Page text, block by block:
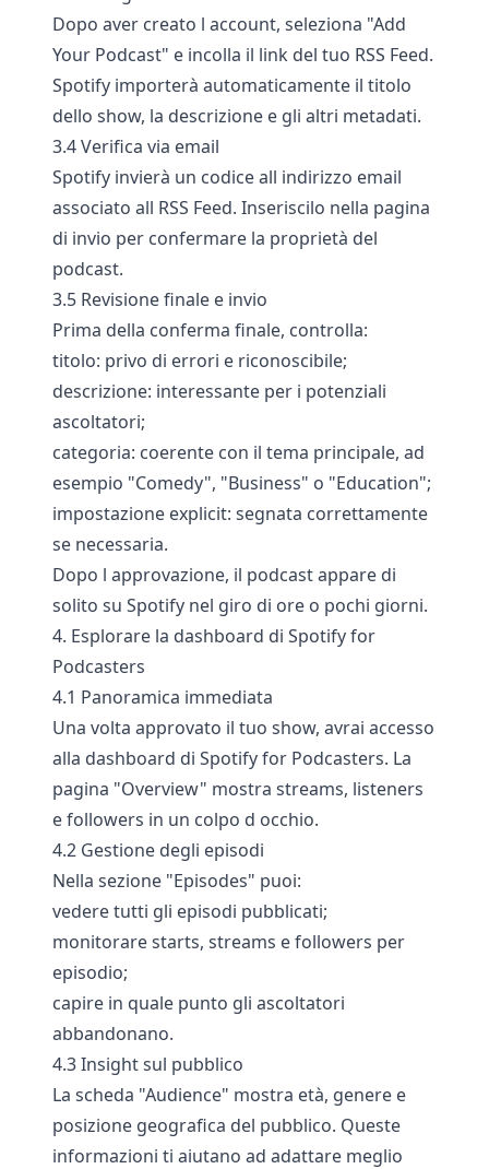
Dopo aver creato l account, seleziona "Add
Your Podcast" e incolla il link del tuo RSS Feed.
Spotify importerà automaticamente il titolo
dello show, la descrizione e gli altri metadati.
3.4 Verifica via email
Spotify invierà un codice all indirizzo email
associato all RSS Feed. Inseriscilo nella pagina
di invio per confermare la proprietà del
podcast.
3.5 Revisione finale e invio
Prima della conferma finale, controlla:
titolo: privo di errori e riconoscibile;
descrizione: interessante per i potenziali
ascoltatori;
categoria: coerente con il tema principale, ad
esempio "Comedy", "Business" o "Education";
impostazione explicit: segnata correttamente
se necessaria.
Dopo l approvazione, il podcast appare di
solito su Spotify nel giro di ore o pochi giorni.
4. Esplorare la dashboard di Spotify for
Podcasters
4.1 Panoramica immediata
Una volta approvato il tuo show, avrai accesso
alla dashboard di Spotify for Podcasters. La
pagina "Overview" mostra streams, listeners
e followers in un colpo d occhio.
4.2 Gestione degli episodi
Nella sezione "Episodes" puoi:
vedere tutti gli episodi pubblicati;
monitorare starts, streams e followers per
episodio;
capire in quale punto gli ascoltatori
abbandonano.
4.3 Insight sul pubblico
La scheda "Audience" mostra età, genere e
posizione geografica del pubblico. Queste
informazioni ti aiutano ad adattare meglio